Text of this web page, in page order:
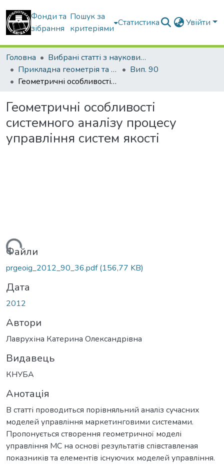
Фонди та
зібрання
Пошук за
критеріями
Статистика Увійти
Головна
Вибрані статті з наукових збірників КНУБА
Прикладна геометрія та інженерна графіка
Вип. 90
Геометричні особливості системного аналізу процесу управління систем якості
Геометричні особливості
системного аналізу процесу
управління систем якості
Файли
prgeoig_2012_90_36.pdf(156,77 KB)
Дата
2012
Автори
Лаврухіна Катерина Олександрівна
Видавець
КНУБА
Анотація
В статті проводиться порівняльний аналіз сучасних
моделей управління маркетинговими системами.
Пропонується створення геометричної моделі
управління МС на основі результатів співставленая
показників та елементів існуючих моделей управління.